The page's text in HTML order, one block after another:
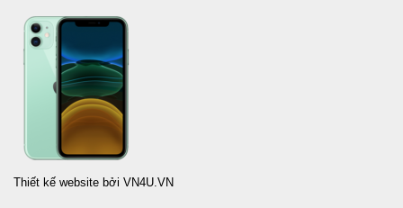
Thiết kế website bởi VN4U.VN